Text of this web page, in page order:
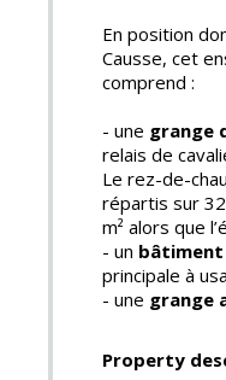
En position
Causse, cet
comprend :
- une grange
relais de
Le rez-de-
répartis sur
m² alors que
- un bâtiment
principale à
- une grange
Property